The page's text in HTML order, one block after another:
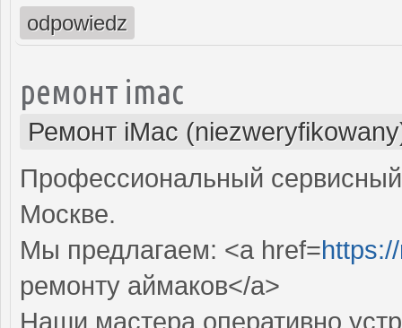
odpowiedz
ремонт imac
Ремонт iMac
Профессиональный
Москве.
Мы предлагаем: <a href=
ремонту аймаков</a>
Наши мастера оперативно